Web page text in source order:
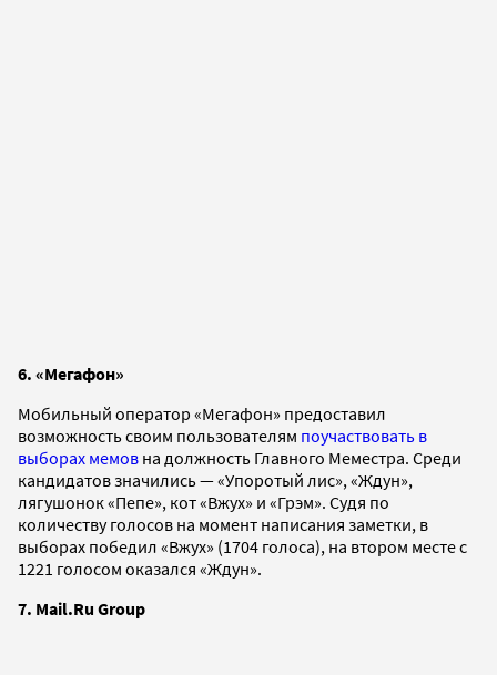
6. «Мегафон»
Мобильный оператор «Мегафон» предоставил
возможность своим пользователям поучаствовать в
выборах мемов на должность Главного Меместра. Среди
кандидатов значились — «Упоротый лис», «Ждун»,
лягушонок «Пепе», кот «Вжух» и «Грэм». Судя по
количеству голосов на момент написания заметки, в
выборах победил «Вжух» (1704 голоса), на втором месте с
1221 голосом оказался «Ждун».
7. Mail.Ru Group